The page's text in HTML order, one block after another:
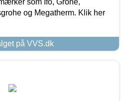
og Megatherm. Klik her
på VVS.dk